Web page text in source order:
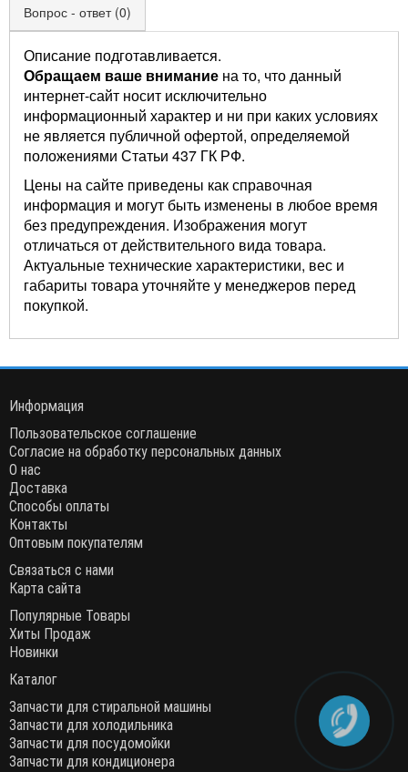
Вопрос - ответ (0)
Описание подготавливается.
Обращаем ваше внимание на то, что данный
интернет-сайт носит исключительно
информационный характер и ни при каких условиях
не является публичной офертой, определяемой
положениями Статьи 437 ГК РФ.
Цены на сайте приведены как справочная
информация и могут быть изменены в любое время
без предупреждения. Изображения могут
отличаться от действительного вида товара.
Актуальные технические характеристики, вес и
габариты товара уточняйте у менеджеров перед
покупкой.
Информация
Пользовательское соглашение
Согласие на обработку персональных данных
О нас
Доставка
Способы оплаты
Контакты
Оптовым покупателям
Связаться с нами
Карта сайта
Популярные Товары
Хиты Продаж
Новинки
Каталог
Запчасти для стиральной машины
Запчасти для холодильника
Запчасти для посудомойки
Запчасти для кондиционера